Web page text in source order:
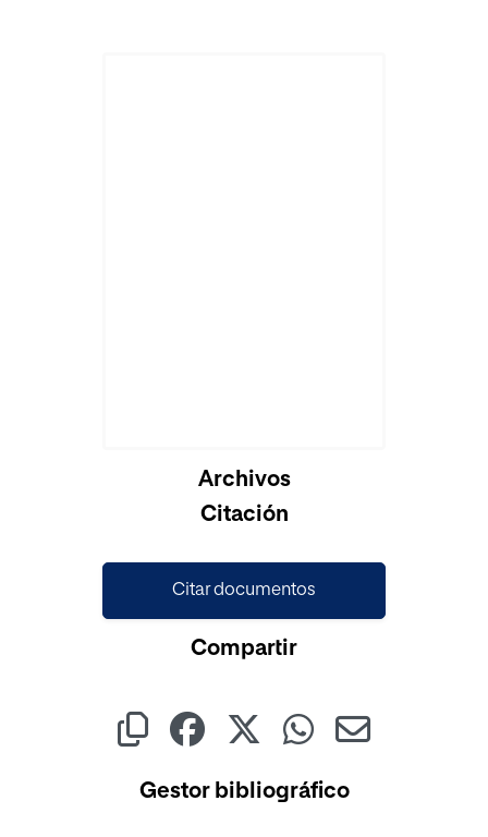
Archivos
Citación
Citar documentos
Compartir
Gestor bibliográfico